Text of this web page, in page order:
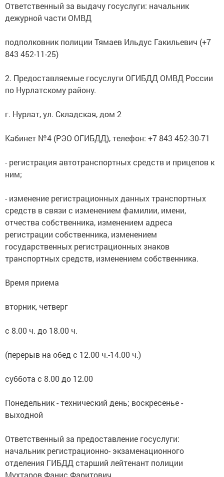
Ответственный за выдачу госуслуги: начальник
дежурной части ОМВД
подполковник полиции Тямаев Ильдус Гакильевич (+7
843 452-11-25)
2. Предоставляемые госуслуги ОГИБДД ОМВД России
по Нурлатскому району.
г. Нурлат, ул. Складская, дом 2
Кабинет №4 (РЭО ОГИБДД), телефон: +7 843 452-30-71
- регистрация автотранспортных средств и прицепов к
ним;
- изменение регистрационных данных транспортных
средств в связи с изменением фамилии, имени,
отчества собственника, изменением адреса
регистрации собственника, изменением
государственных регистрационных знаков
транспортных средств, изменением собственника.
Время приема
вторник, четверг
с 8.00 ч. до 18.00 ч.
(перерыв на обед с 12.00 ч.-14.00 ч.)
суббота с 8.00 до 12.00
Понедельник - технический день; воскресенье -
выходной
Ответственный за предоставление госуслуги:
начальник регистрационно- экзаменационного
отделения ГИБДД старший лейтенант полиции
Мухтаров Фанис Фаритович.